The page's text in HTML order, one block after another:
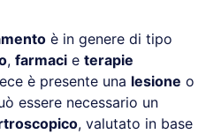
è in genere di tipo
, farmaci e terapie
è presente una lesione o
essere necessario un
, valutato in base